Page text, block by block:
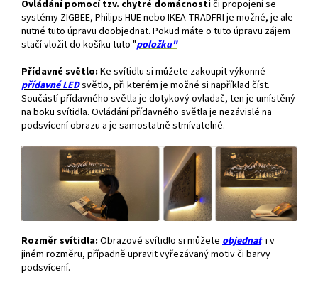
Ovládání pomocí tzv. chytré domácnostiči propojení se
systémy ZIGBEE, Philips HUE nebo IKEA TRADFRI je možné, je ale
nutné tuto úpravu doobjednat. Pokud máte o tuto úpravu zájem
stačí vložit do košíku tuto "položku"
Přídavné světlo: Ke svítidlu si můžete zakoupit výkonné
přídavnéLEDsvětlo, při kterém je možné si například číst.
Součástí přídavného světla je dotykový ovladač, ten je umístěný
na boku svítidla. Ovládání přídavného světla je nezávislé na
podsvícení obrazu a je samostatně stmívatelné.
Rozměr svítidla: Obrazové svítidlo si můžete objednat i v
jiném rozměru, případně upravit vyřezávaný motiv či barvy
podsvícení.